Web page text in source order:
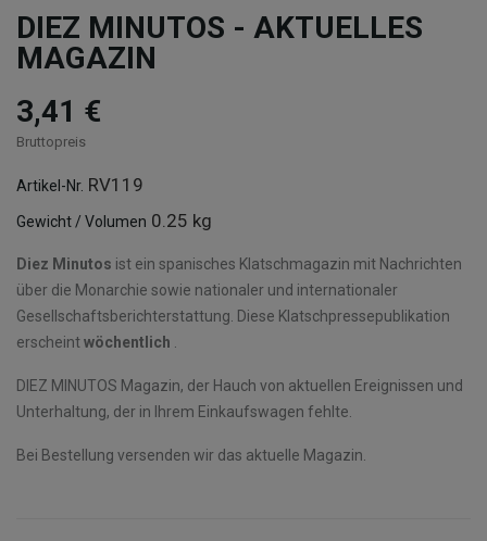
DIEZ MINUTOS - AKTUELLES
MAGAZIN
3,41 €
Bruttopreis
Artikel-Nr. RV119
Gewicht / Volumen 0.25 kg
Diez Minutos ist ein spanisches Klatschmagazin mit Nachrichten
über die Monarchie sowie nationaler und internationaler
Gesellschaftsberichterstattung. Diese Klatschpressepublikation
erscheintwöchentlich
DIEZ MINUTOS Magazin, der Hauch von aktuellen Ereignissen und
Unterhaltung, der in Ihrem Einkaufswagen fehlte.
Bei Bestellung versenden wir das aktuelle Magazin.